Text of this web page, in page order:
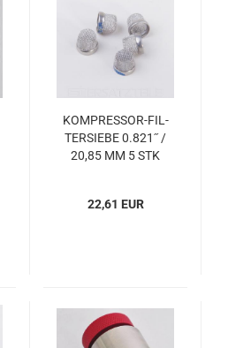
KOMPRESSOR-​​FIL­
TER­SIE­BE 0.821˝ /
20,85 MM 5 STK
22,61 EUR